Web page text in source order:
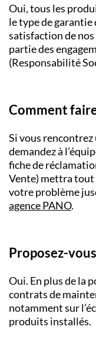
Oui, tous les
le type de garantie
satisfaction de
partie des
(Responsabilité
Comment
Si vous
demandez à
fiche de
Vente) mettra tout
votre problème
agence PANO.
Proposez-
Oui. En plus de la
contrats de
notamment sur
produits installés.